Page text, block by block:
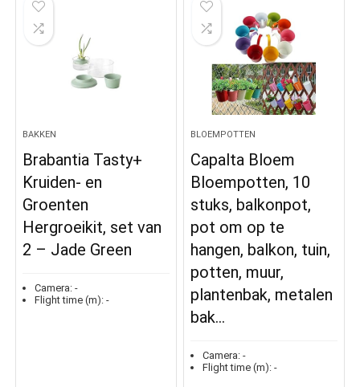
BAKKEN
Brabantia Tasty+
Kruiden- en
Groenten
Hergroeikit, set van
2 – Jade Green
Camera: -
Flight time (m): -
BLOEMPOTTEN
Capalta Bloem
Bloempotten, 10
stuks, balkonpot,
pot om op te
hangen, balkon, tuin,
potten, muur,
plantenbak, metalen
bak…
Camera: -
Flight time (m): -